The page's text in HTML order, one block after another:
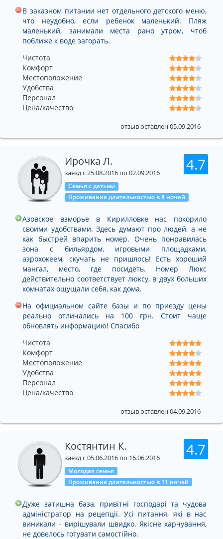
В заказном питании нет отдельного детского меню,
что неудобно, если ребенок маленький. Пляж
маленький, занимали места рано утром, чтоб
поближе к воде загорать.
Чистота
Комфорт
Местоположение
Удобства
Персонал
Цена/качество
отзыв оставлен 05.09.2016
4.7
Ирочка Л.
заезд с 25.08.2016 по 02.09.2016
Семья с детьми
Проживание длительностью в 8 ночей
Азовское взморье в Кирилловке нас покорило
своими удобствами. Здесь думают про людей, а не
как быстрей впарить номер. Очень понравилась
зона с бильярдом, игровыми площадками,
аэрохокеем, скучать не пришлось! Есть хороший
мангал, место, где посидеть. Номер Люкс
действительно соответствует люксу, в двух больших
комнатах ощущали себя, как дома.
На официальном сайте базы и по приезду цены
реально отличались на 100 грн. Стоит чаще
обновлять информацию! Спасибо
Чистота
Комфорт
Местоположение
Удобства
Персонал
Цена/качество
отзыв оставлен 04.09.2016
4.7
Костянтин К.
заезд с 05.06.2016 по 16.06.2016
Молодая семья
Проживание длительностью в 11 ночей
Дуже затишна база, привітні господарі та чудова
адміністратор на рецепції. Усі питання, які в нас
виникали - вирішували швидко. Якісне харчування,
не довелось готувати самостійно.